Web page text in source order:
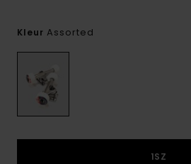
Kleur Assorted
1SZ